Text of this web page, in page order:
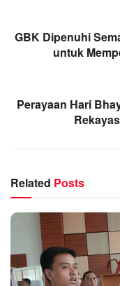
GBK Dipenuhi
untuk
Perayaan Hari
Related Posts